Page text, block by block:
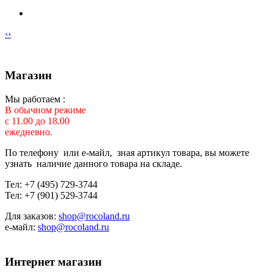
‹›
Магазин
Мы работаем :
В обычном режиме
с 11.00 до 18.00
ежедневно.
По телефону или е-майл, зная артикул товара, вы можете
узнать наличие данного товара на складе.
Тел: +7 (495) 729-3744
Тел: +7 (901) 529-3744
Для заказов: shop@rocoland.ru
е-майл: shop@rocoland.ru
Интернет магазин